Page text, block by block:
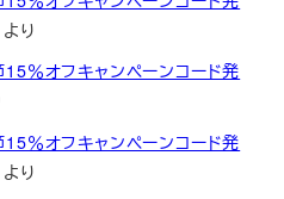
より
％オフキャンペーンコード発
％オフキャンペーンコード発
より